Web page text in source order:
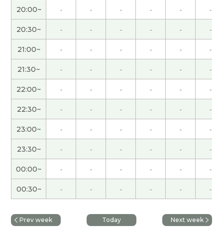
谢谢您的课。下次再见！
谢谢你。你说得对！但我只担心的是我也许忍不住
他们不在的环境下活下去。
( 女性 )
今天的聊天也很开心，下次见！ ( 男性 )
今天也聊得很开心，下次见！( 男性 )
谢谢你 ( 女性 )
谢谢!
你好，我也很高兴认识你😄谢谢你，下次见！
20:00~ - - - - - -
20:30~ - - - - - -
21:00~ - - - - - -
21:30~ - - - - - -
22:00~ - - - - - -
22:30~ - - - - - -
23:00~ - - - - - -
23:30~ - - - - - -
00:00~ - - - - - -
00:30~ - - - - - -
Prev week Today Next week